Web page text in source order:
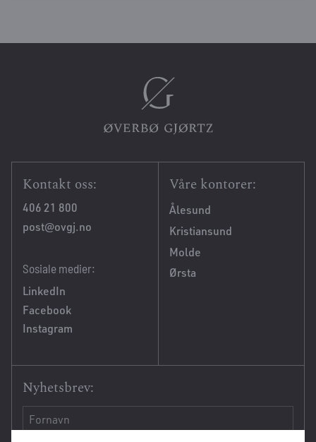
Kontakt oss:
406 21 800
post@ovgj.no
Sosiale medier:
LinkedIn
Facebook
Instagram
Våre kontorer:
Ålesund
Kristiansund
Molde
Ørsta
Nyhetsbrev: